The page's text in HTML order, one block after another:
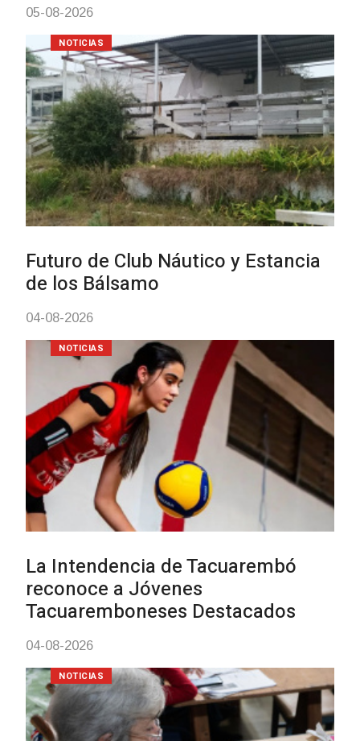
Turismo accesible para
mayores
Actualización sobre la agenda
vacunación contra el
meningococo
03-08-2026
UTE hizo llamado laboral para
personas en situación de
discapacidad
03-08-2026
NOTICIAS